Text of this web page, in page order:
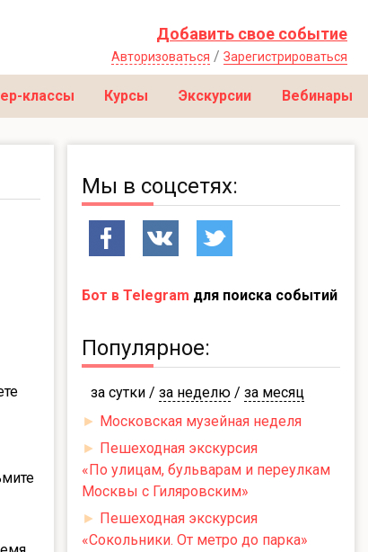
Добавить свое событие
Авторизоваться / Зарегистрироваться
классы Курсы Экскурсии Вебинары
Мы в соцсетях:
Бот в Telegram для поиска событий
Популярное:
за сутки / за неделю / за месяц
► Московская музейная неделя
► Пешеходная экскурсия
«По улицам, бульварам и переулкам
Москвы с Гиляровским»
► Пешеходная экскурсия
«Сокольники. От метро до парка»